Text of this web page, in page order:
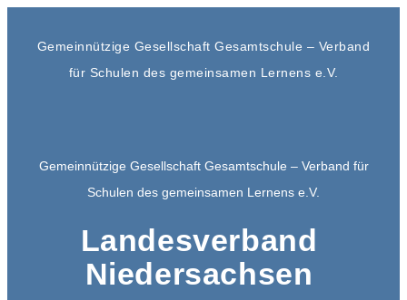
Gemeinnützige Gesellschaft Gesamtschule – Verband
für Schulen des gemeinsamen Lernens e.V.
Gemeinnützige Gesellschaft Gesamtschule – Verband für
Schulen des gemeinsamen Lernens e.V.
Landesverband
Niedersachsen